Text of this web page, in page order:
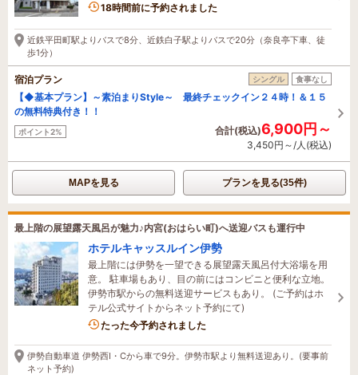
2名がこの宿を見ています
近鉄平田町駅よりバスで8分、近鉄白子駅よりバスで20分（奈良亭下車、徒
歩1分）
宿泊プラン シングル 食事なし
【◆基本プラン】～素泊まりStyle～ 最終チェックイン２４時！＆１５
の無料特典付き！！
ポイント2% 合計(税込)6,900円～
3,450円～/人(税込)
MAPを見る プランを見る(35件)
最上階の展望露天風呂が魅力♪内宮(おはらい町)へ送迎バスも運行中
ホテルキャッスルイン伊勢
最上階には伊勢を一望できる展望露天風呂付大浴場を用
意。 駐車場もあり、目の前にはコンビニと便利な立地。
伊勢市駅からの無料送迎サービスもあり。 (ご予約はホ
テル公式サイトからネット予約にて)
4名がこの宿を見ています
たった今予約されました
伊勢自動車道 伊勢西I・Cから車で9分。伊勢市駅より無料送迎あり。(要事前
ネット予約)